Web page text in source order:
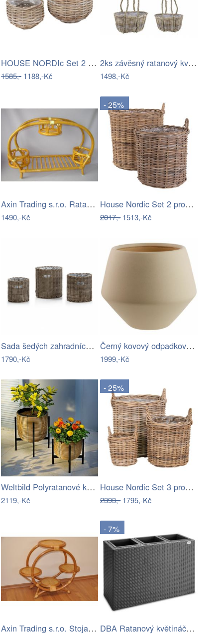
HOUSE NORDIc Set 2 proutěných květináčů…
1585,- 1188,-Kč
2ks závěsný ratanový květináč / taška…
1498,-Kč
Axin Trading s.r.o. Ratanový stojan na…
1490,-Kč
- 25%
House Nordic Set 2 proutěných květináčů…
2017,-1513,-Kč
Sada šedých zahradních květináčů Bonami…
1790,-Kč
Černý kovový odpadkový koš Yamazaki Rin…
1999,-Kč
Weltbild Polyratanové květináče v…
2119,-Kč
- 25%
House Nordic Set 3 proutěných květináčů…
2393,-1795,-Kč
Axin Trading s.r.o. Stojan na 4 květiny…
- 7%
DBA Ratanový květináč 3 v 1 černá